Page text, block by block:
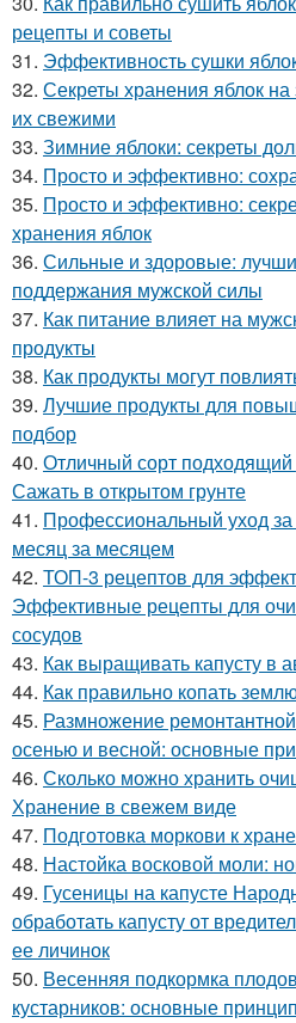
рецепты и советы
31. Эффективность сушки
32. Секреты хранения яблок на
их свежими
33. Зимние яблоки: секреты
34. Просто и эффективно:
35. Просто и эффективно:
хранения яблок
36. Сильные и здоровые:
поддержания мужской силы
37. Как питание влияет на
продукты
38. Как продукты могут
39. Лучшие продукты для
подбор
40. Отличный сорт
Сажать в открытом грунте
41. Профессиональный уход
месяц за месяцем
42. ТОП-3 рецептов для
Эффективные рецепты для
сосудов
43. Как выращивать капусту в
44. Как правильно копать
45. Размножение
осенью и весной: основные
46. Сколько можно хранить
Хранение в свежем виде
47. Подготовка моркови к
48. Настойка восковой моли:
49. Гусеницы на капусте
обработать капусту от
ее личинок
50. Весенняя подкормка
кустарников: основные